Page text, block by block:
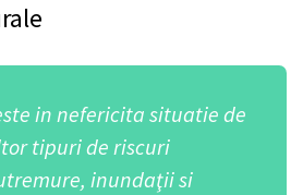
in nefericita situatie de
tipuri de riscuri
inundaţii si